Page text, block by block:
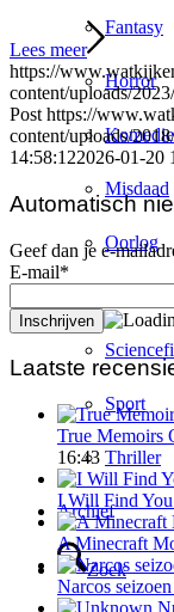
Fantasy
Horror
Komedie
Misdaad
Oorlog
Sport
Thriller
Archief
Zoek
Lees meer
https://
content/uploads/
Post https://
content/uploads/
14:58:122026-01-20
Automatisch
Geef dan je e-
E-mail*
Laatste
True Memoirs
16:43
I Will Find You
A Minecraft
Narcos